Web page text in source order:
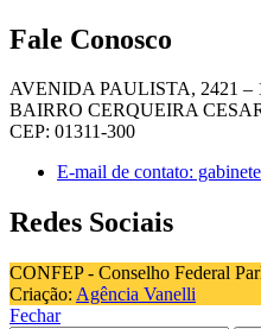
Fale Conosco
AVENIDA PAULISTA, 2421 –
BAIRRO CERQUEIRA
CEP: 01311-300
E-mail de contato:
Redes Sociais
CONFEP - Conselho Federal
Criação: Agência Vanelli
Fechar